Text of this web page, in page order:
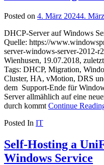
Posted on 4. März 20244.
DHCP-Server auf Windows
Quelle: https://
server-windows-server-2012-
Wienhusen, 19.07.2018,
Tags: DHCP, Migration,
Cluster, HA, vMotion, DRS
dem Support-Ende für
Server all­mählich auf eine
durch kommt Continue
Posted In IT
Self-Hosting a
Windows Service